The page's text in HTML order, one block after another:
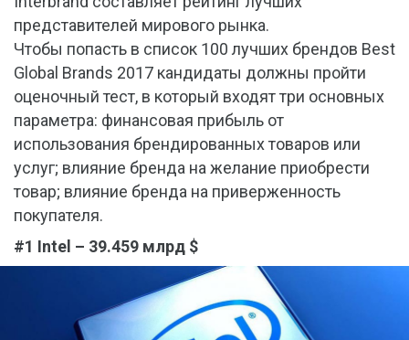
представителей мирового рынка.
Чтобы попасть в список 100 лучших брендов Best
Global Brands 2017 кандидаты должны пройти
оценочный тест, в который входят три основных
параметра: финансовая прибыль от
использования брендированных товаров или
услуг; влияние бренда на желание приобрести
товар; влияние бренда на приверженность
покупателя.
#1 Intel – 39.459 млрд $